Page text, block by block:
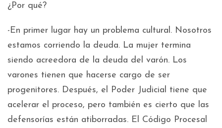
¿Por qué?
-En primer lugar hay un problema cultural. Nosotros
estamos corriendo la deuda. La mujer termina
siendo acreedora de la deuda del varón. Los
varones tienen que hacerse cargo de ser
progenitores. Después, el Poder Judicial tiene que
acelerar el proceso, pero también es cierto que las
defensorías están atiborradas. El Código Procesal